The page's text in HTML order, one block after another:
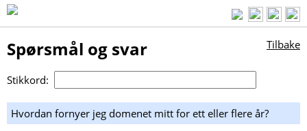
Spørsmål og svar Tilbake
Stikkord:
Hvordan fornyer jeg domenet mitt for ett eller flere år?